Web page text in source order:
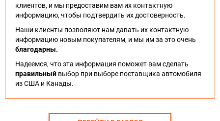
клиентов, и мы предоставим вам их контактную
информацию, чтобы подтвердить их достоверность.
Наши клиенты позволяют нам давать их контактную
информацию новым покупателям, и мы им за это очень
благодарны.
Надеемся, что эта информация поможет вам сделать
правильный выбор при выборе поставщика автомобиля
из США и Канады.